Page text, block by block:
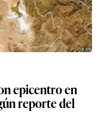
epicentro en
reporte del